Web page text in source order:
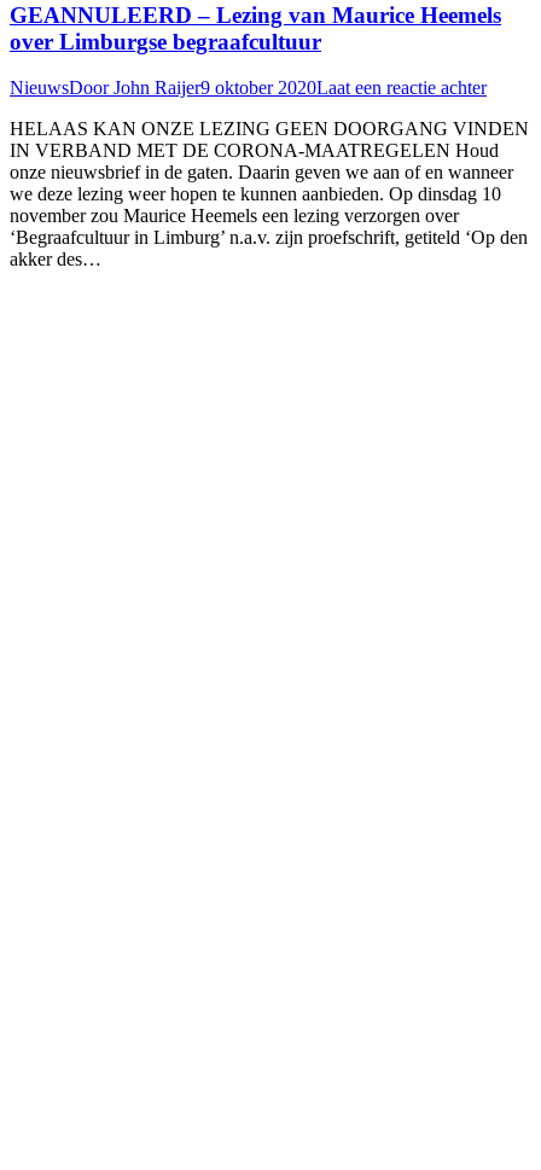
GEANNULEERD – Lezing van Maurice Heemels
over Limburgse begraafcultuur
NieuwsDoorJohn Raijer9 oktober 2020Laat een reactie achter
HELAAS KAN ONZE LEZING GEEN DOORGANG VINDEN
IN VERBAND MET DE CORONA-MAATREGELEN Houd
onze nieuwsbrief in de gaten. Daarin geven we aan of en wanneer
we deze lezing weer hopen te kunnen aanbieden. Op dinsdag 10
november zou Maurice Heemels een lezing verzorgen over
‘Begraafcultuur in Limburg’ n.a.v. zijn proefschrift, getiteld ‘Op den
akker des…